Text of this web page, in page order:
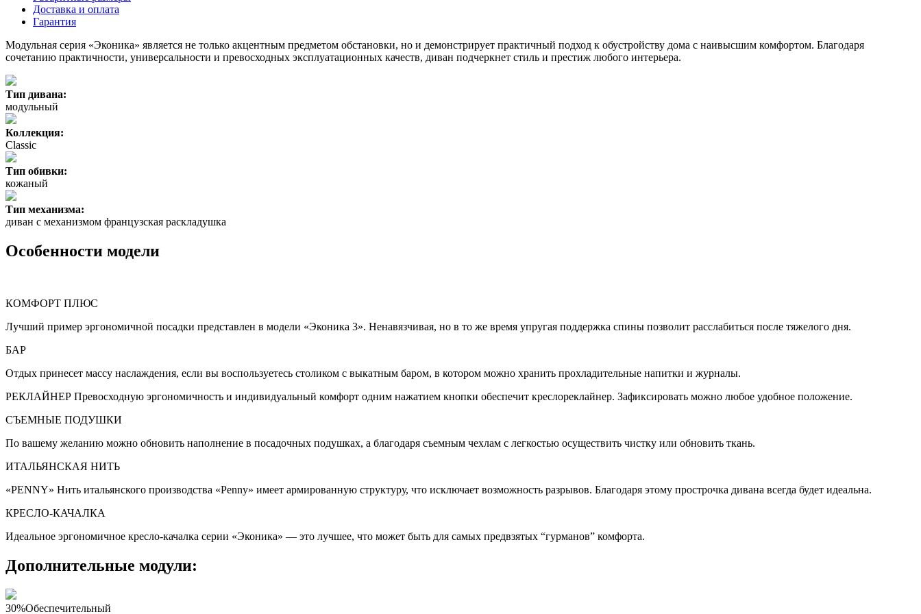
Доставка и оплата
Гарантия
Модульная серия «Эконика» является не только акцентным предметом обстановки, но и демонстрирует практичный подход к обустройству дома с наивысшим комфортом. Благодаря
сочетанию практичности, универсальности и превосходных эксплуатационных качеств, диван подчеркнет стиль и престиж любого интерьера.
Тип дивана:
модульный
Коллекция:
Classic
Тип обивки:
кожаный
Тип механизма:
диван с механизмом французская раскладушка
Особенности модели
КОМФОРТ ПЛЮС
Лучший пример эргономичной посадки представлен в модели «Эконика 3». Ненавязчивая, но в то же время упругая поддержка спины позволит расслабиться после тяжелого дня.
БАР
Отдых принесет массу наслаждения, если вы воспользуетесь столиком с выкатным баром, в котором можно хранить прохладительные напитки и журналы.
РЕКЛАЙНЕР Превосходную эргономичность и индивидуальный комфорт одним нажатием кнопки обеспечит креслореклайнер. Зафиксировать можно любое удобное положение.
СЪЕМНЫЕ ПОДУШКИ
По вашему желанию можно обновить наполнение в посадочных подушках, а благодаря съемным чехлам с легкостью осуществить чистку или обновить ткань.
ИТАЛЬЯНСКАЯ НИТЬ
«PENNY» Нить итальянского производства «Penny» имеет армированную структуру, что исключает возможность разрывов. Благодаря этому прострочка дивана всегда будет идеальна.
КРЕСЛО-КАЧАЛКА
Идеальное эргономичное кресло-качалка серии «Эконика» — это лучшее, что может быть для самых предвзятых “гурманов” комфорта.
Дополнительные модули:
30%Обеспечительный